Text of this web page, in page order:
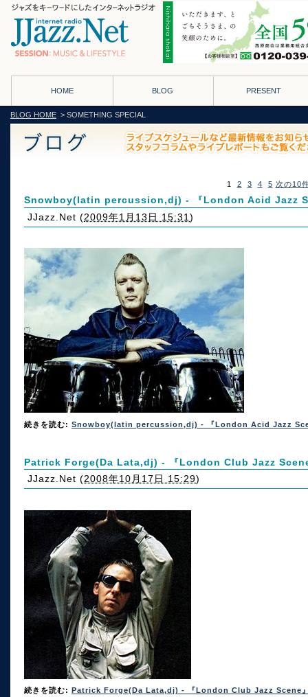
HOME BLOG PRESENT
BLOG HOME > SOMETHING SPECIAL
1 2 3 4 5 次の10
Snowboy(latin percussion,dj) - 『London Acid Jazz
JJazz.Net (2009年1月13日 15:31 )
続きを読む: Snowboy(latin percussion,dj) - 『London Acid Jazz
Patrick Forge(Da Lata,dj) - 『London Club Jazz
JJazz.Net (2008年10月17日 15:29)
続きを読む: Patrick Forge(Da Lata,dj) - 『London Club Jazz Scene